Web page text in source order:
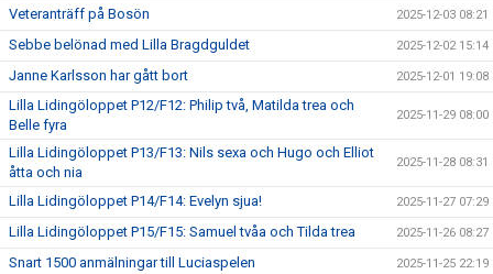
Veteranträff på Bosön 2025-12-03 08:21
Sebbe belönad med Lilla Bragdguldet 2025-12-02 15:14
Janne Karlsson har gått bort 2025-12-01 19:08
Lilla Lidingöloppet P12/F12: Philip två, Matilda trea och
Belle fyra
2025-11-29 08:00
Lilla Lidingöloppet P13/F13: Nils sexa och Hugo och Elliot
åtta och nia
2025-11-28 08:31
Lilla Lidingöloppet P14/F14: Evelyn sjua! 2025-11-27 07:29
Lilla Lidingöloppet P15/F15: Samuel tvåa och Tilda trea 2025-11-26 08:27
Snart 1500 anmälningar till Luciaspelen 2025-11-25 22:19